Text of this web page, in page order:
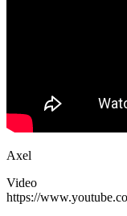
Axel
Video
https://